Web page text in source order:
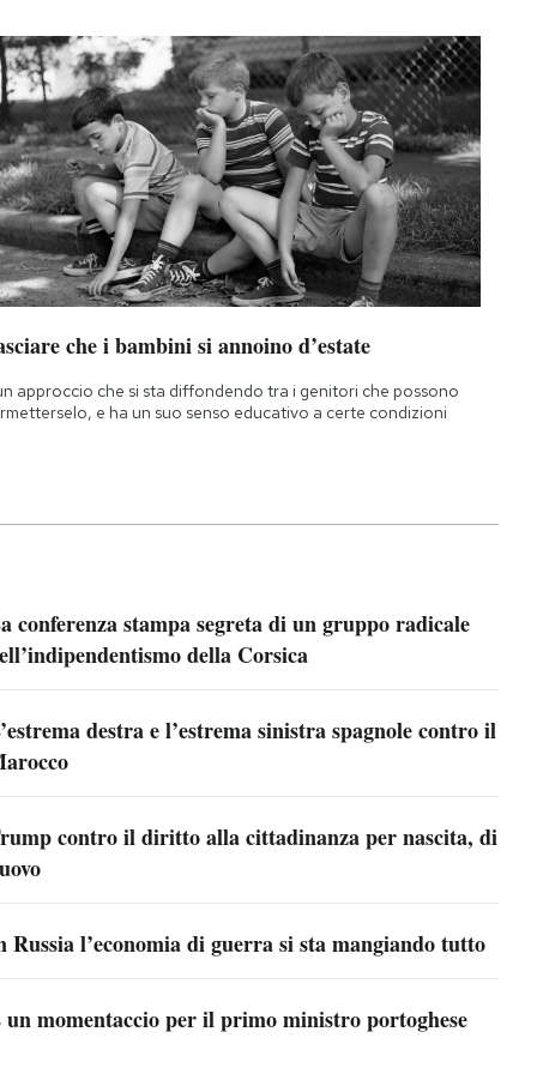
che i bambini si annoino d’estate
approccio che si sta diffondendo tra i genitori che possono
e ha un suo senso educativo a certe condizioni
conferenza stampa segreta di un gruppo radicale
della Corsica
destra e l’estrema sinistra spagnole contro il
contro il diritto alla cittadinanza per nascita, di
Russia l’economia di guerra si sta mangiando tutto
un momentaccio per il primo ministro portoghese